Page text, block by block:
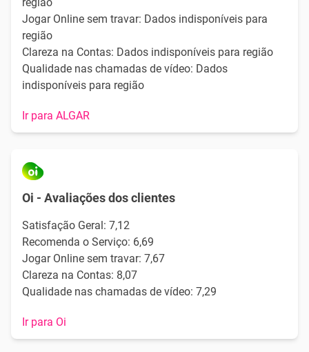
Jogar Online sem travar: Dados indisponíveis para
região
Clareza na Contas: Dados indisponíveis para região
Qualidade nas chamadas de vídeo: Dados
indisponíveis para região
Ir para ALGAR
Oi - Avaliações dos clientes
Satisfação Geral: 7,12
Recomenda o Serviço: 6,69
Jogar Online sem travar: 7,67
Clareza na Contas: 8,07
Qualidade nas chamadas de vídeo: 7,29
Ir para Oi